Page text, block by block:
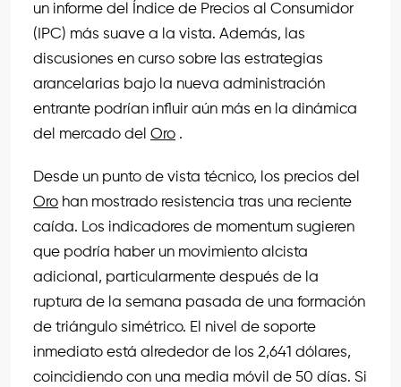
un informe del Índice de Precios al Consumidor
(IPC) más suave a la vista. Además, las
discusiones en curso sobre las estrategias
arancelarias bajo la nueva administración
entrante podrían influir aún más en la dinámica
del mercado del Oro .
Desde un punto de vista técnico, los precios del
Oro han mostrado resistencia tras una reciente
caída. Los indicadores de momentum sugieren
que podría haber un movimiento alcista
adicional, particularmente después de la
ruptura de la semana pasada de una formación
de triángulo simétrico. El nivel de soporte
inmediato está alrededor de los 2,641 dólares,
coincidiendo con una media móvil de 50 días. Si